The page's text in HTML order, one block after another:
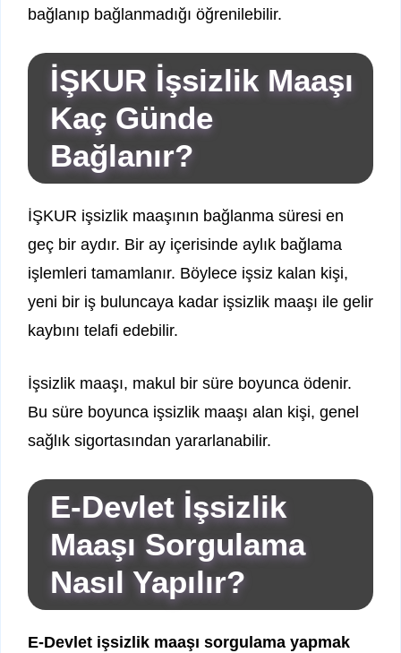
bağlanıp bağlanmadığı öğrenilebilir.
İŞKUR İşsizlik Maaşı
Kaç Günde
Bağlanır?
İŞKUR işsizlik maaşının bağlanma süresi en
geç bir aydır. Bir ay içerisinde aylık bağlama
işlemleri tamamlanır. Böylece işsiz kalan kişi,
yeni bir iş buluncaya kadar işsizlik maaşı ile gelir
kaybını telafi edebilir.
İşsizlik maaşı, makul bir süre boyunca ödenir.
Bu süre boyunca işsizlik maaşı alan kişi, genel
sağlık sigortasından yararlanabilir.
E-Devlet İşsizlik
Maaşı Sorgulama
Nasıl Yapılır?
E-Devlet işsizlik maaşı sorgulama yapmak